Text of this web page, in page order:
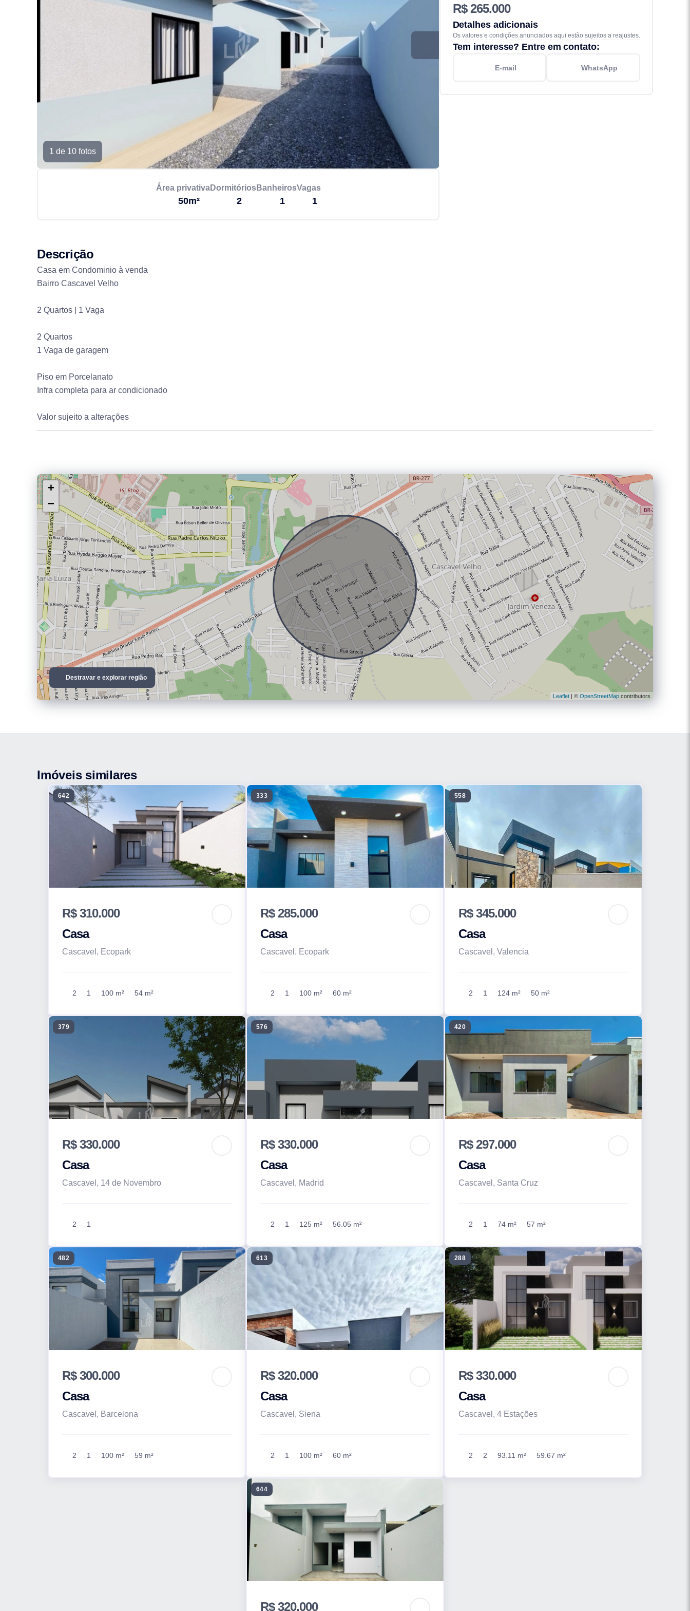
1 de 10 fotos
Área privativa
50m²
Dormitórios
2
Banheiros
1
Vagas
1
R$ 265.000
Detalhes adicionais
Os valores e condições anunciados aqui estão sujeitos a reajustes.
Tem interesse? Entre em contato:
E-mail WhatsApp
Descrição
Casa em Condominio à venda
Bairro Cascavel Velho
2 Quartos | 1 Vaga
2 Quartos
1 Vaga de garagem
Piso em Porcelanato
Infra completa para ar condicionado
Valor sujeito a alterações
+
−
Leaflet | © OpenStreetMap contributors
Destravar e explorar região
Imóveis similares
642
R$ 310.000
Casa
Cascavel, Ecopark
2 1 100 m² 54 m²
333
R$ 285.000
Casa
Cascavel, Ecopark
2 1 100 m² 60 m²
558
R$ 345.000
Casa
Cascavel, Valencia
2 1 124 m² 50 m²
379
R$ 330.000
Casa
Cascavel, 14 de Novembro
2 1
576
R$ 330.000
Casa
Cascavel, Madrid
2 1 125 m² 56.05 m²
420
R$ 297.000
Casa
Cascavel, Santa Cruz
2 1 74 m² 57 m²
482
R$ 300.000
Casa
Cascavel, Barcelona
2 1 100 m² 59 m²
613
R$ 320.000
Casa
Cascavel, Siena
2 1 100 m² 60 m²
288
R$ 330.000
Casa
Cascavel, 4 Estações
2 2 93.11 m² 59.67 m²
644
R$ 320.000